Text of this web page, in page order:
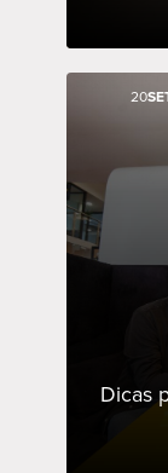
20
Dicas
20